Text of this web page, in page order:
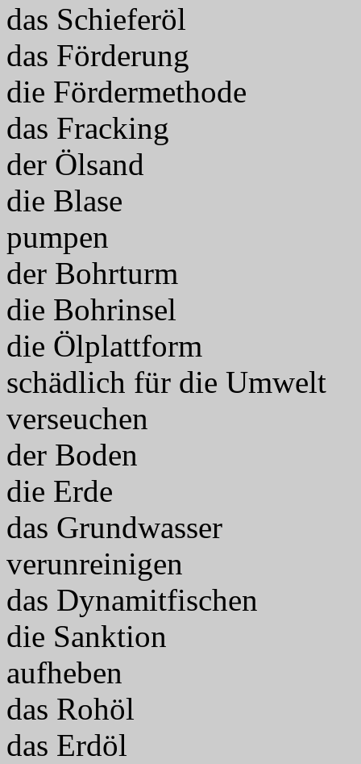
das Schieferöl
das Förderung
die Fördermethode
das Fracking
der Ölsand
die Blase
pumpen
der Bohrturm
die Bohrinsel
die Ölplattform
schädlich für die Umwelt
verseuchen
der Boden
die Erde
das Grundwasser
verunreinigen
das Dynamitfischen
die Sanktion
aufheben
das Rohöl
das Erdöl